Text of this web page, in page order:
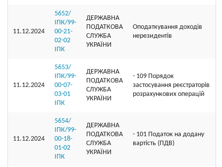
11.12.2024
5652/
ІПК/99-
00-21-
02-02
ІПК
ДЕРЖАВНА
ПОДАТКОВА
СЛУЖБА
УКРАЇНИ
Оподаткування доходів
нерезидентів
11.12.2024
5653/
ІПК/99-
00-07-
03-01
ІПК
ДЕРЖАВНА
ПОДАТКОВА
СЛУЖБА
УКРАЇНИ
- 109 Порядок
застосування реєстраторів
розрахункових операцій
11.12.2024
5654/
ІПК/99-
00-18-
01-02
ІПК
ДЕРЖАВНА
ПОДАТКОВА
СЛУЖБА
УКРАЇНИ
- 101 Податок на додану
вартість (ПДВ)